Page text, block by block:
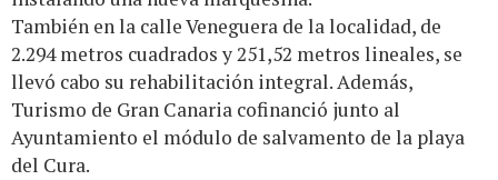
También en la calle Veneguera de la localidad, de
2.294 metros cuadrados y 251,52 metros lineales, se
llevó cabo su rehabilitación integral. Además,
Turismo de Gran Canaria cofinanció junto al
Ayuntamiento el módulo de salvamento de la playa
del Cura.